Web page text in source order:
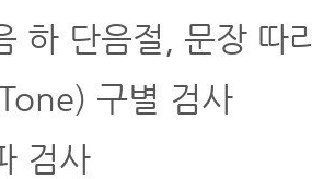
하 단음절, 문장 따
구별 검사
검사